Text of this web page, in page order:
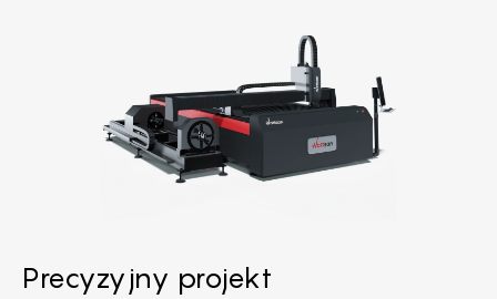
Precyzyjny projekt